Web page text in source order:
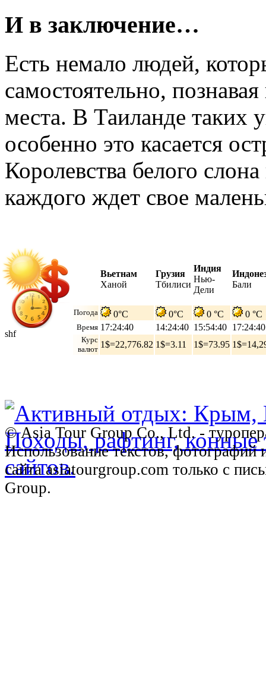
И в заключение…
Есть немало людей,
самостоятельно,
места. В Таиланде таких
особенно это касается
Королевства белого
каждого ждет свое
Вьетнам
Ханой
Грузия
Тбилиси
Индия
Нью-
Дели
Бали
Погода 0°C 0°C 0 °C 0 °C
Время 17:24:41 14:24:41 15:54:41 17:24:41
Курс
валют 1$=22,776.82 1$=3.11 1$=73.95
shf
© Asia Tour Group Co., Ltd. -
Использование текстов,
сайта asiatourgroup.com только с
Group.